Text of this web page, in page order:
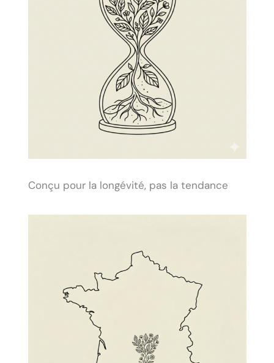
Conçu pour la longévité, pas la tendance